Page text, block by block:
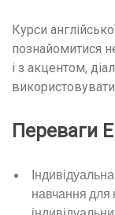
Курси
познайомитися
і з акцентом,
Переваги
навчання для